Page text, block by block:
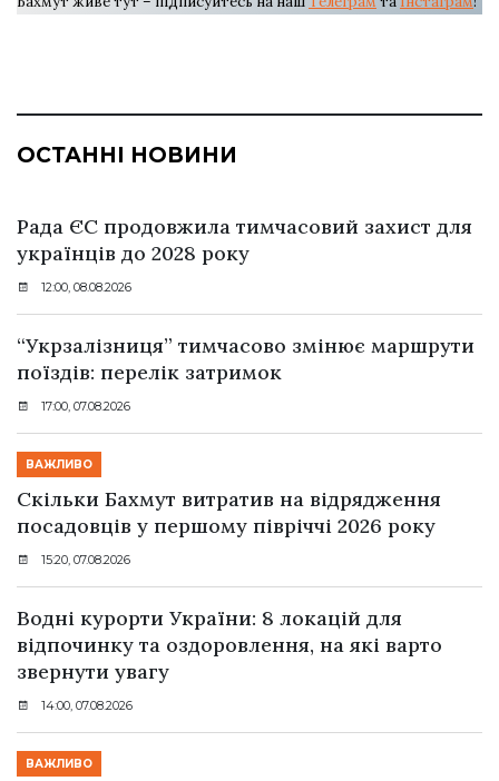
ОСТАННІ НОВИНИ
Рада ЄС продовжила тимчасовий захист для
українців до 2028 року
12:00, 08.08.2026
“Укрзалізниця” тимчасово змінює маршрути
поїздів: перелік затримок
17:00, 07.08.2026
ВАЖЛИВО
Скільки Бахмут витратив на відрядження
посадовців у першому півріччі 2026 року
15:20, 07.08.2026
Водні курорти України: 8 локацій для
відпочинку та оздоровлення, на які варто
звернути увагу
14:00, 07.08.2026
ВАЖЛИВО